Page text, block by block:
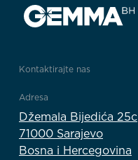
Kontaktirajte nas
Adresa
Džemala Bijedića 25c
71000 Sarajevo
Bosna i Hercegovina